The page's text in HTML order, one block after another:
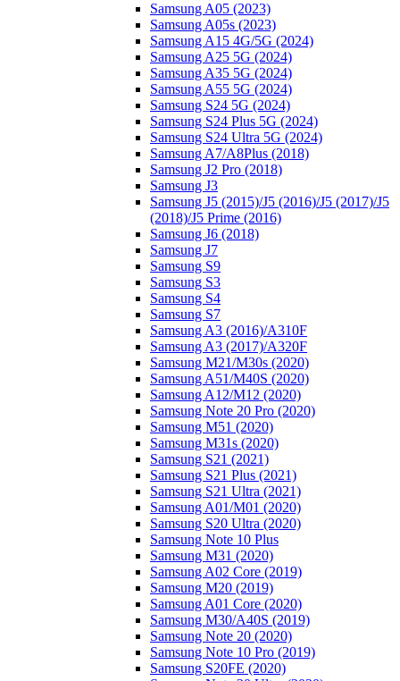
Samsung A05 (2023)
Samsung A05s (2023)
Samsung A15 4G/5G (2024)
Samsung A25 5G (2024)
Samsung A35 5G (2024)
Samsung A55 5G (2024)
Samsung S24 5G (2024)
Samsung S24 Plus 5G (2024)
Samsung S24 Ultra 5G (2024)
Samsung A7/A8Plus (2018)
Samsung J2 Pro (2018)
Samsung J3
Samsung J5 (2015)/J5 (2016)/J5 (2017)/J5
(2018)/J5 Prime (2016)
Samsung J6 (2018)
Samsung J7
Samsung S9
Samsung S3
Samsung S4
Samsung S7
Samsung A3 (2016)/A310F
Samsung A3 (2017)/A320F
Samsung M21/M30s (2020)
Samsung A51/M40S (2020)
Samsung A12/M12 (2020)
Samsung Note 20 Pro (2020)
Samsung M51 (2020)
Samsung M31s (2020)
Samsung S21 (2021)
Samsung S21 Plus (2021)
Samsung S21 Ultra (2021)
Samsung A01/M01 (2020)
Samsung S20 Ultra (2020)
Samsung Note 10 Plus
Samsung M31 (2020)
Samsung A02 Core (2019)
Samsung M20 (2019)
Samsung A01 Core (2020)
Samsung M30/A40S (2019)
Samsung Note 20 (2020)
Samsung Note 10 Pro (2019)
Samsung S20FE (2020)